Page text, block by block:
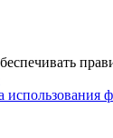
использования